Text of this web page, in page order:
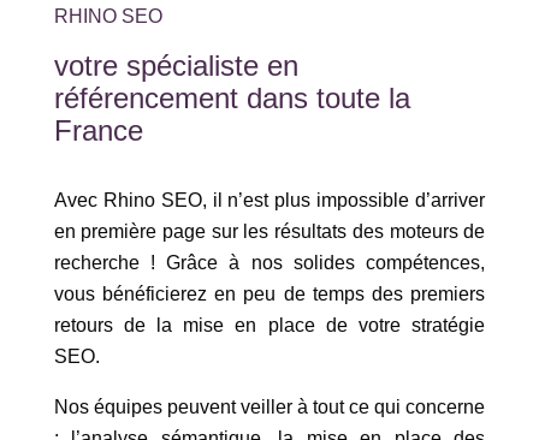
RHINO SEO
votre spécialiste en
référencement dans toute la
France
Avec Rhino SEO, il n’est plus impossible d’arriver
en première page sur les résultats des moteurs de
recherche ! Grâce à nos solides compétences,
vous bénéficierez en peu de temps des premiers
retours de la mise en place de votre stratégie
SEO.
Nos équipes peuvent veiller à tout ce qui concerne